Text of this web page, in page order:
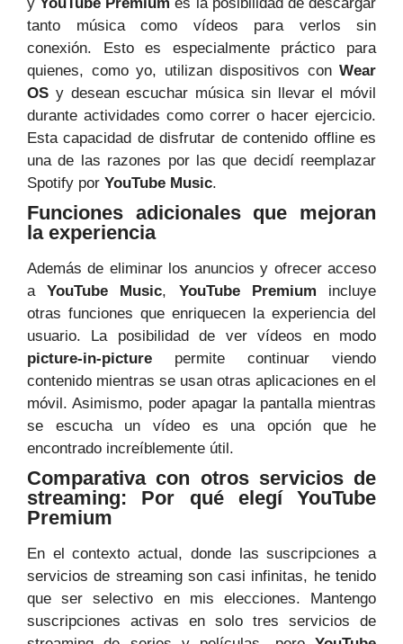
tanto música como vídeos para verlos sin
conexión. Esto es especialmente práctico para
quienes, como yo, utilizan dispositivos con Wear
OS y desean escuchar música sin llevar el móvil
durante actividades como correr o hacer ejercicio.
Esta capacidad de disfrutar de contenido offline es
una de las razones por las que decidí reemplazar
Spotify por YouTube Music.
Funciones adicionales que mejoran
la experiencia
Además de eliminar los anuncios y ofrecer acceso
aYouTube Music, YouTube Premium incluye
otras funciones que enriquecen la experiencia del
usuario. La posibilidad de ver vídeos en modo
picture-in-picture permite continuar viendo
contenido mientras se usan otras aplicaciones en el
móvil. Asimismo, poder apagar la pantalla mientras
se escucha un vídeo es una opción que he
encontrado increíblemente útil.
Comparativa con otros servicios de
streaming: Por qué elegí YouTube
Premium
En el contexto actual, donde las suscripciones a
servicios de streaming son casi infinitas, he tenido
que ser selectivo en mis elecciones. Mantengo
suscripciones activas en solo tres servicios de